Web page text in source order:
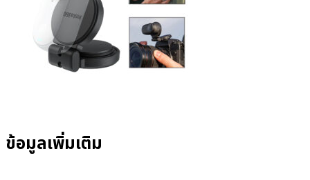
ข้อมูลเพิ่มเติม